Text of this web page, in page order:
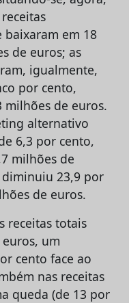
em 18
de euros; as
igualmente,
por cento,
milhões de euros.
alternativo
6,3 por cento,
milhões de
diminuiu 23,9 por
de euros.
receitas totais
um
cento face ao
nas receitas
queda (de 13 por